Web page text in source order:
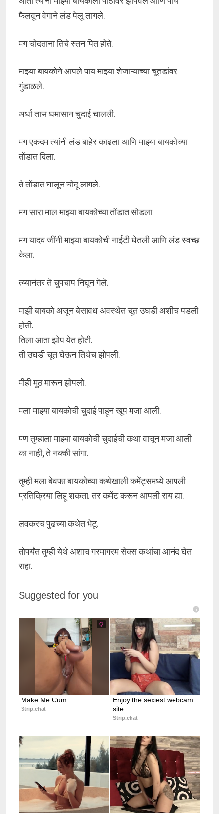
फैलवून वेगाने लंड पेलू लागले.
मग चोदताना तिचे स्तन पित होते.
माझ्या बायकोने आपले पाय माझ्या शेजाऱ्याच्या चूतडांवर
गुंडाळले.
अर्धा तास घमासान चुदाई चालली.
मग एकदम त्यांनी लंड बाहेर काढला आणि माझ्या बायकोच्या
तोंडात दिला.
ते तोंडात घालून चोदू लागले.
मग सारा माल माझ्या बायकोच्या तोंडात सोडला.
मग यादव जींनी माझ्या बायकोची नाईटी घेतली आणि लंड स्वच्छ
केला.
त्य्यानंतर ते चुपचाप निघून गेले.
माझी बायको अजून बेसावध अवस्थेत चूत उघडी अशीच पडली
होती.
तिला आता झोप येत होती.
ती उघडी चूत घेऊन तिथेच झोपली.
मीही मुठ मारून झोपलो.
मला माझ्या बायकोची चुदाई पाहून खूप मजा आली.
पण तुम्हाला माझ्या बायकोची चुदाईची कथा वाचून मजा आली
का नाही, ते नक्की सांगा.
तुम्ही मला बेवफा बायकोच्या कथेखाली कमेंट्समध्ये आपली
प्रतिक्रिया लिहू शकता. तर कमेंट करून आपली राय द्या.
लवकरच पुढच्या कथेत भेटू.
तोपर्यंत तुम्ही येथे अशाच गरमागरम सेक्स कथांचा आनंद घेत
राहा.
Suggested for you
Make Me Cum
Strip.chat
Enjoy the sexiest webcam
site
Strip.chat